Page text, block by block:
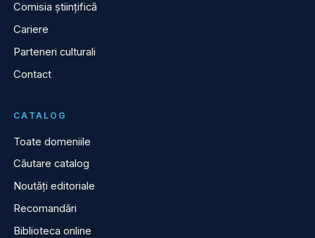
Comisia științifică
Cariere
Parteneri culturali
Contact
CATALOG
Toate domeniile
Căutare catalog
Noutăți editoriale
Recomandări
Biblioteca online